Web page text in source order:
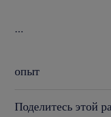
...
опыт
Поделитесь этой